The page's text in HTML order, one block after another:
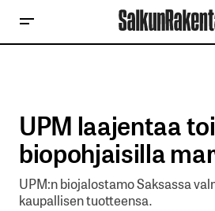
UPM laajentaa
biopohjaisilla
UPM:n biojalostamo Saksassa
kaupallisen tuotteensa.